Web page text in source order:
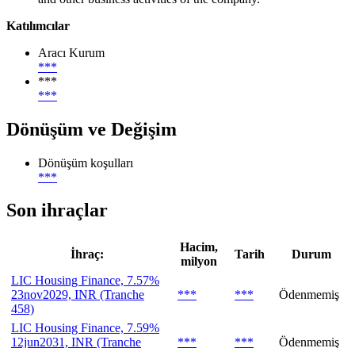
Katılımcılar
Aracı Kurum
***
***
***
Dönüşüm ve Değişim
Dönüşüm koşulları
***
Son ihraçlar
İhraç:
Hacim,
milyon
Tarih
Durum
LIC Housing Finance, 7.57%
23nov2029, INR (Tranche
458)
*** *** Ödenmemiş
LIC Housing Finance, 7.59%
12jun2031, INR (Tranche
*** *** Ödenmemiş